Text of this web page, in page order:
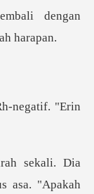
dengan
negati
asa. "Apakah